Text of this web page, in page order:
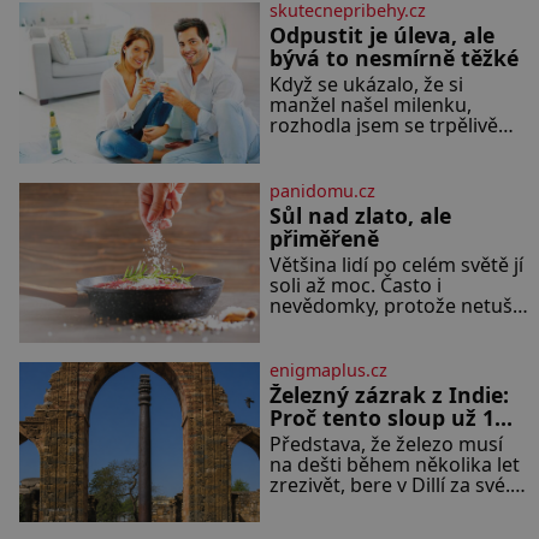
skutecnepribehy.cz
Odpustit je úleva, ale
bývá to nesmírně těžké
Když se ukázalo, že si
manžel našel milenku,
rozhodla jsem se trpělivě
rodině. Možná je to jedna z
nejtěžších věcí na světě. Ale
každý, kdo s tím má nějaké
zkušenosti, se zapřísahá, že
pokud odpustíte, znatelně
se vám uleví. Když se ke
mně doneslo, že si manžel
panidomu.cz
Sůl nad zlato, ale
přiměřeně
Většina lidí po celém světě jí
soli až moc. Často i
nevědomky, protože netuší,
jak velké množství se jí
vyráběných potravinách,
dokonce i těch sladkých.
Sůl je zdravá Ale v ani ne
třetinovém množství, než je
pro většinu populace běžné.
Její základní složky– sodík a
chlór – jsou zásadní pro
enigmaplus.cz
Železný zázrak z Indie:
Proč tento sloup už 1
600 let nezná rez?
Představa, že železo musí
na dešti během několika let
zrezivět, bere v Dillí za své.